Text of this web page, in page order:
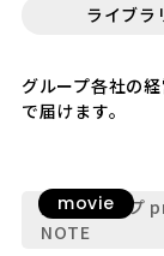
ライブラ
グループ各社の
で届けます。
movie
九電グループ
NOTE